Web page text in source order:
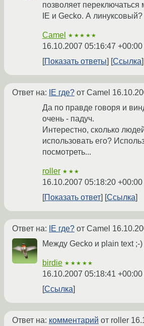
позволяет
IE и Gecko. А линуксовый?
Camel ★★★★★
16.10.2007 05:16:47 +00:00
Показать ответы
Ссылка
Ответ на: IE где? от Camel
Да по правде говоря и
очень - падуч.
Интерестно, сколько
использовать его?
посмотреть...
roller ★★★
16.10.2007 05:18:20 +00:00
Показать ответ
Ссылка
Ответ на: IE где? от Camel
Между Gecko и plain text ;-)
birdie ★★★★★
16.10.2007 05:18:41 +00:00
Ссылка
Ответ на: комментарий от roller